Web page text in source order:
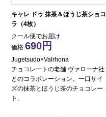
キャレ ドゥ 抹茶＆ほうじ茶ショコ
ラ（4枚）
クール便でお届け
価格 690
Jugetsudo×Valrhona
チョコレートの老舗 ヴァローナ社
とのコラボレーション。一口サイ
ズの抹茶とほうじ茶のチョコレー
ト。